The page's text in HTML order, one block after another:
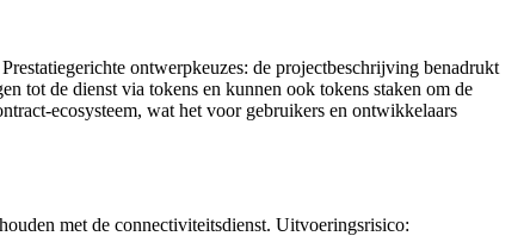
ontwerpkeuzes: de projectbeschrijving benadrukt
tot de dienst via tokens en kunnen ook tokens staken om de
ecosysteem, wat het voor gebruikers en ontwikkelaars
met de connectiviteitsdienst. Uitvoeringsrisico: